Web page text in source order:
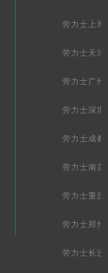
劳力士上海
劳力士天津
劳力士广州
劳力士深圳
劳力士成都
劳力士南京
劳力士重庆
劳力士郑州
劳力士长沙